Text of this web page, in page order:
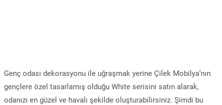
Genç odası dekorasyonu ile uğraşmak yerine Çilek Mobilya’nın
gençlere özel tasarlamış olduğu White serisini satın alarak,
odanızı en güzel ve havalı şekilde oluşturabilirsiniz. Şimdi bu